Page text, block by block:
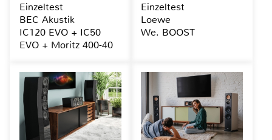
Einzeltest
BEC Akustik
IC120 EVO + IC50
EVO + Moritz 400-40
Einzeltest
Loewe
We. BOOST